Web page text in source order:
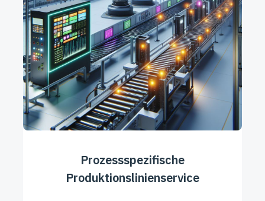
Prozessspezifische
Produktionslinienservice